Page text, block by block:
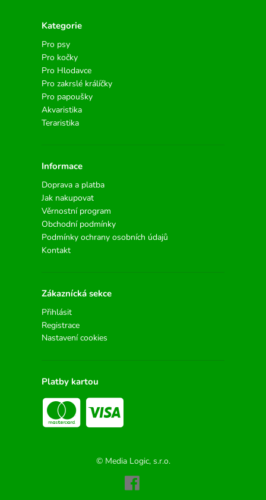
Kategorie
Pro psy
Pro kočky
Pro Hlodavce
Pro zakrslé králíčky
Pro papoušky
Akvaristika
Teraristika
Informace
Doprava a platba
Jak nakupovat
Věrnostní program
Obchodní podmínky
Podmínky ochrany osobních údajů
Kontakt
Zákaznícká sekce
Přihlásit
Registrace
Nastavení cookies
Platby kartou
© Media Logic, s.r.o.